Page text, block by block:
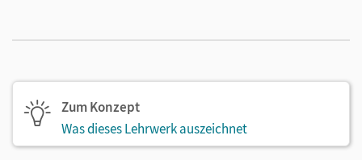
Zum Konzept
Was dieses Lehrwerk auszeichnet